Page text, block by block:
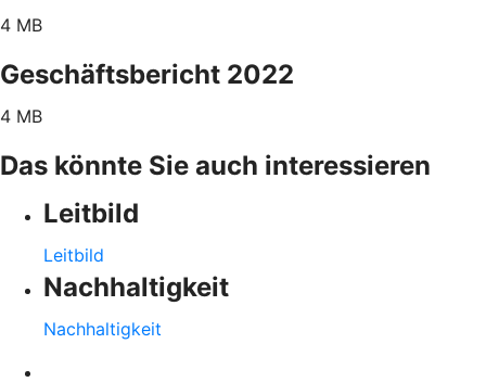
4 MB
Geschäftsbericht 2022
4 MB
Das könnte Sie auch interessieren
Leitbild
Leitbild
Nachhaltigkeit
Nachhaltigkeit